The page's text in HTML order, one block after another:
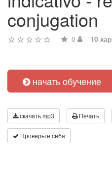
conjugation
0 10
начать обучение
скачать mp3 Печать
Проверьте себя